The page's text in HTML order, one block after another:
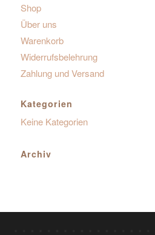
Shop
Über uns
Warenkorb
Widerrufsbelehrung
Zahlung und Versand
Kategorien
Keine Kategorien
Archiv